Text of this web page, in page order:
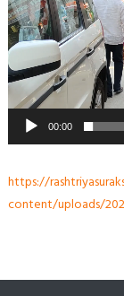
00:00
https://
content/uploads/